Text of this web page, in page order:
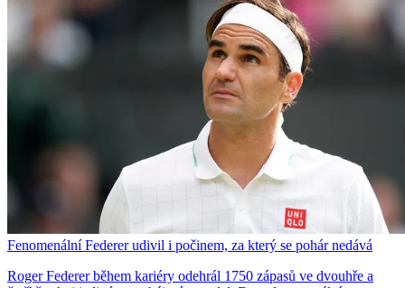
Fenomenální Federer udivil i počinem, za který se pohár nedává
Roger Federer během kariéry odehrál 1750 zápasů ve dvouhře a